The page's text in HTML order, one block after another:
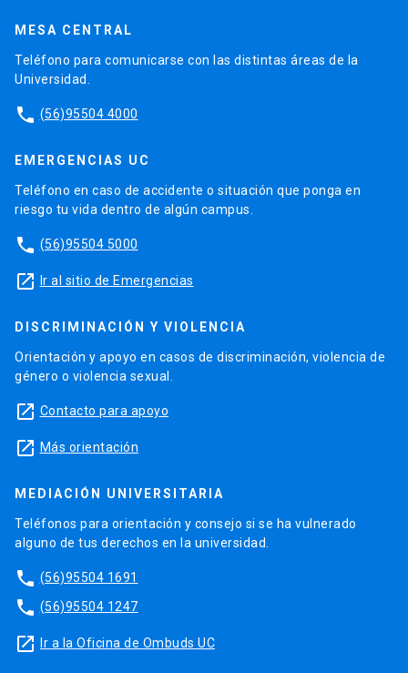
MESA CENTRAL
Teléfono para comunicarse con las distintas áreas de la
Universidad.
phone (56)95504 4000
EMERGENCIAS UC
Teléfono en caso de accidente o situación que ponga en
riesgo tu vida dentro de algún campus.
phone (56)95504 5000
launch Ir al sitio de Emergencias
DISCRIMINACIÓN Y VIOLENCIA
Orientación y apoyo en casos de discriminación, violencia de
género o violencia sexual.
launch Contacto para apoyo
launch Más orientación
MEDIACIÓN UNIVERSITARIA
Teléfonos para orientación y consejo si se ha vulnerado
alguno de tus derechos en la universidad.
phone (56)95504 1691
phone (56)95504 1247
launch Ir a la Oficina de Ombuds UC